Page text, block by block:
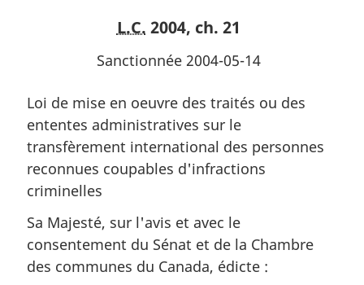
L.C. 2004, ch. 21
Sanctionnée 2004-05-14
Loi de mise en oeuvre des traités ou des
ententes administratives sur le
transfèrement international des personnes
reconnues coupables d'infractions
criminelles
Sa Majesté, sur l'avis et avec le
consentement du Sénat et de la Chambre
des communes du Canada, édicte :